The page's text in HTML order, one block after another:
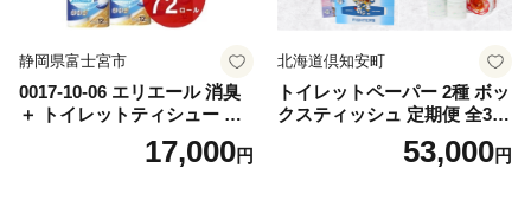
静岡県富士宮市
0017-10-06 エリエール 消臭
＋ トイレットティシュー し
っかり香るフレッシュクリア
の香り ダブル 12ロール×6パ
17,000円
北海道倶知安町
トイレットペーパー 2種 ボッ
クスティッシュ 定期便 全3
回 日本製 まとめ買い 防災
常備品 日用雑貨 消耗品 生活
53,000円